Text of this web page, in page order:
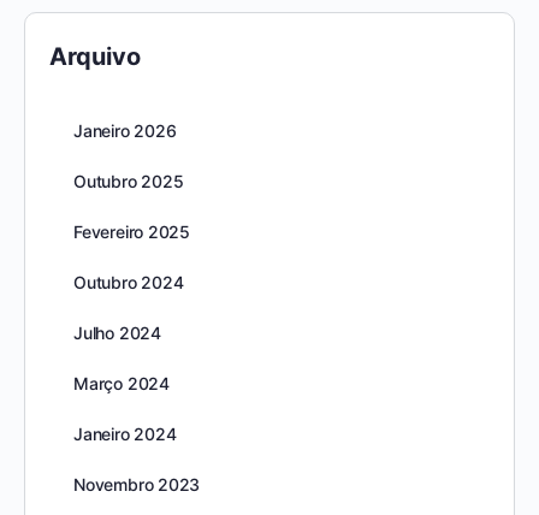
Arquivo
Janeiro 2026
Outubro 2025
Fevereiro 2025
Outubro 2024
Julho 2024
Março 2024
Janeiro 2024
Novembro 2023